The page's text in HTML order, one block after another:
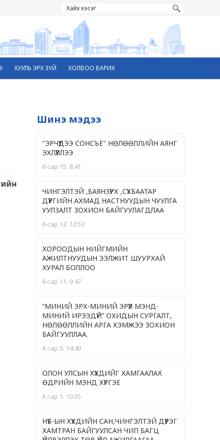
ХУУЛЬ ЭРХ ЗҮЙ ХОЛБОО БАРИХ
Шинэ мэдээ
"ЭРЧҮҮДЭЭ СОНСЪЁ" НӨЛӨӨЛЛИЙН АЯНГ
ЭХЛҮҮЛЛЭЭ
6 сар 15. 8:41
ЧИНГЭЛТЭЙ ,БАЯНЗҮРХ ,CҮХБААТАР
ДҮҮРГИЙН АХМАД НАСТНУУДЫН ЧУУЛГА
УУЛЗАЛТ ЗОХИОН БАЙГУУЛАГДЛАА
6 сар 12. 12:52
ХОРООДЫН НИЙГМИЙН
АЖИЛТНУУДЫН ЭЭЛЖИТ ШУУРХАЙ
ХУРАЛ БОЛЛОО
6 сар 11. 9:47
“МИНИЙ ЭРХ-МИНИЙ ЭРҮҮЛ МЭНД-
МИНИЙ ИРЭЭДҮЙ” ОХИДЫН СУРГАЛТ,
НӨЛӨӨЛЛИЙН АРГА ХЭМЖЭЭ ЗОХИОН
БАЙГУУЛЛАА.
6 сар 3. 14:40
ОЛОН УЛСЫН ХҮҮХДИЙГ ХАМГААЛАХ
ӨДРИЙН МЭНД ХҮРГЭЕ
6 сар 1. 10:35
НҮБ-ЫН ХҮҮХДИЙН САН,ЧИНГЭЛТЭЙ ДҮҮРЭГ
ХАМТРАН БАЙГУУЛСАН ЧИП БАГЦ